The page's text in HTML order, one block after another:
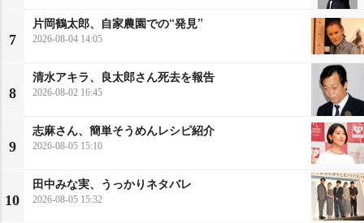
7
片岡鶴太郎、自家農園での“発見”
2026-08-04 14:05
8
清水アキラ、良太郎さん死去を報告
2026-08-02 16:45
9
志麻さん、簡単そうめんレシピ紹介
2026-08-05 15:10
10
田中みな実、うっかりネタバレ
2026-08-05 15:32